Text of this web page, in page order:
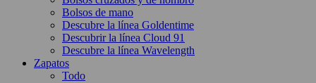
Bolsos de mano
Descubre la línea Goldentime
Descubrir la línea Cloud 91
Descubre la línea Wavelength
Zapatos
Todo